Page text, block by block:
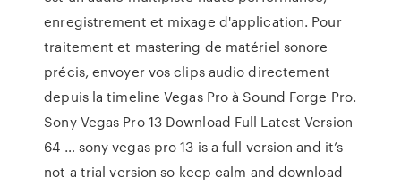
enregistrement et mixage d'application. Pour
traitement et mastering de matériel sonore
précis, envoyer vos clips audio directement
depuis la timeline Vegas Pro à Sound Forge Pro.
Sony Vegas Pro 13 Download Full Latest Version
64 … sony vegas pro 13 is a full version and it’s
not a trial version so keep calm and download